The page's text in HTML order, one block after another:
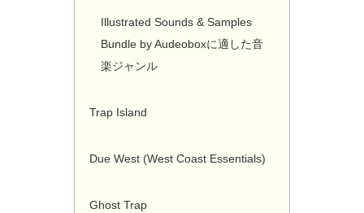
Illustrated Sounds & Samples
Bundle by Audeoboxに適した音
楽ジャンル
Trap Island
Due West (West Coast Essentials)
Ghost Trap